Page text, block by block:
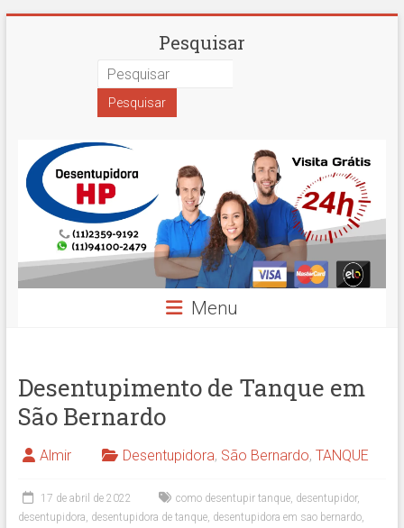
Desentupidora
Paulo
Hidro
Prime
Pesquisar
Menu
Desentupimento de Tanque em
São Bernardo
Almir Desentupidora, São Bernardo, TANQUE
17 de abril de 2022 como desentupir tanque, desentupidor,
desentupidora, desentupidora de tanque, desentupidora em sao bernardo,